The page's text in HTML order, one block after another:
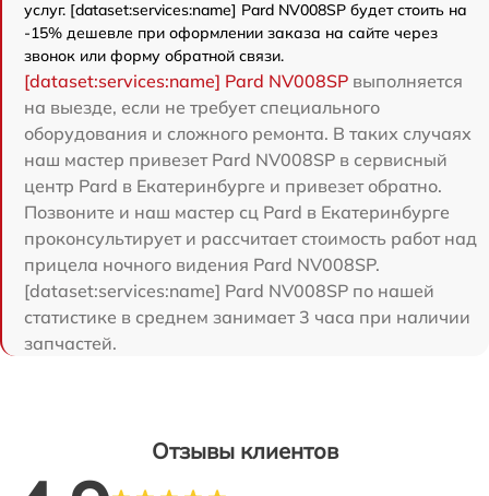
услуг. [dataset:services:name] Pard NV008SP будет стоить на
-15% дешевле при оформлении заказа на сайте через
звонок или форму обратной связи.
[dataset:services:name] Pard NV008SP выполняется
на выезде, если не требует специального
оборудования и сложного ремонта. В таких случаях
наш мастер привезет Pard NV008SP в сервисный
центр Pard в Екатеринбурге и привезет обратно.
Позвоните и наш мастер сц Pard в Екатеринбурге
проконсультирует и рассчитает стоимость работ над
прицела ночного видения Pard NV008SP.
[dataset:services:name] Pard NV008SP по нашей
статистике в среднем занимает 3 часа при наличии
запчастей.
Отзывы клиентов